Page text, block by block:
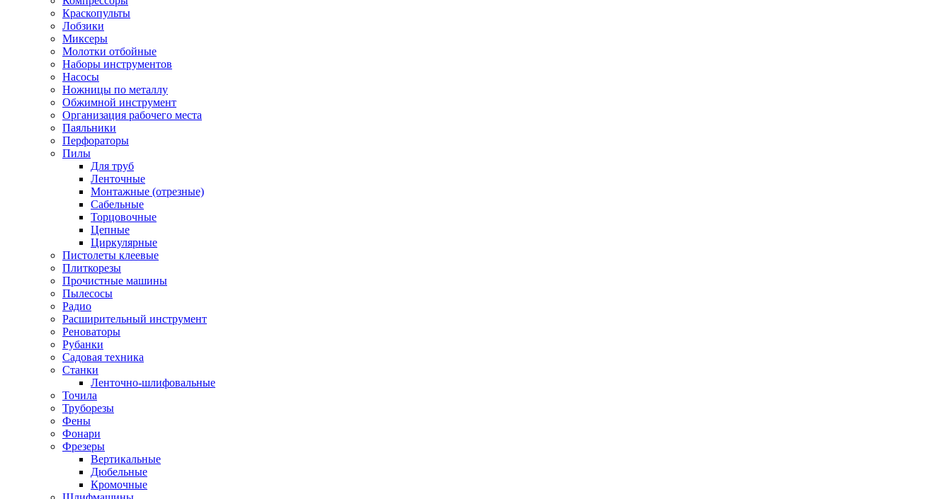
Краскопульты
Лобзики
Миксеры
Молотки отбойные
Наборы инструментов
Насосы
Ножницы по металлу
Обжимной инструмент
Организация рабочего места
Паяльники
Перфораторы
Пилы
Для труб
Ленточные
Монтажные (отрезные)
Сабельные
Торцовочные
Цепные
Циркулярные
Пистолеты клеевые
Плиткорезы
Прочистные машины
Пылесосы
Радио
Расширительный инструмент
Реноваторы
Рубанки
Садовая техника
Станки
Ленточно-шлифовальные
Точила
Труборезы
Фены
Фонари
Фрезеры
Вертикальные
Дюбельные
Кромочные